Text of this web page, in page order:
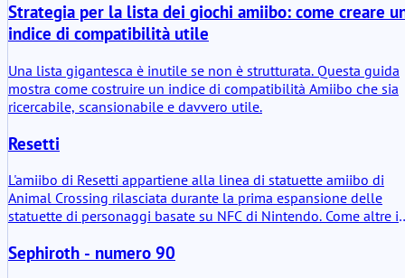
Strategia per la lista dei giochi amiibo: come creare
indice di compatibilità utile
Una lista gigantesca è inutile se non è strutturata. Questa guida
mostra come costruire un indice di compatibilità Amiibo che sia
ricercabile, scansionabile e davvero utile.
Resetti
L'amiibo di Resetti appartiene alla linea di statuette amiibo di
Animal Crossing rilasciata durante la prima espansione delle
statuette di personaggi basate su NFC di Nintendo. Come altre
personaggio combinata con un piccolo chip NFC che comunica
Sephiroth - numero 90